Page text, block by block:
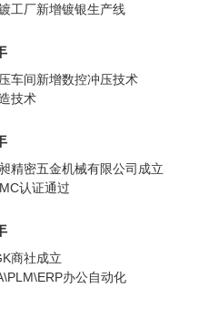
工厂新增镀银生产线
车间新增数控冲压技术
技术
精密五金机械有限公司成立
认证通过
商社成立
办公自动化